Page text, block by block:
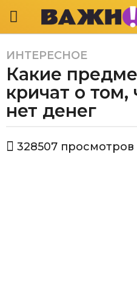
5
л
т
a
o
ИНТЕРЕСНОЕ
Какие
кричат о том,
нет денег
в
328507 просмотров